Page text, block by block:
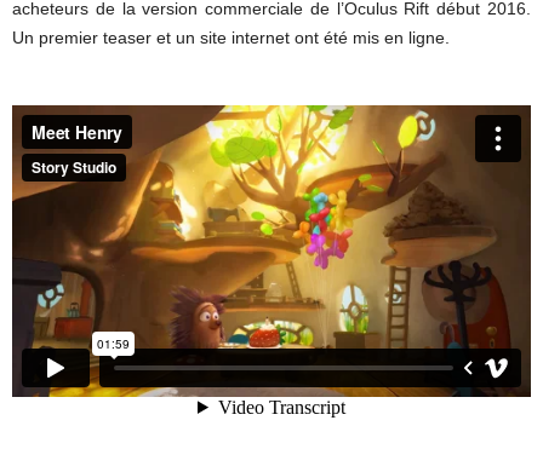
acheteurs de la version commerciale de l’Oculus Rift début 2016.
Un premier teaser et un site internet ont été mis en ligne.